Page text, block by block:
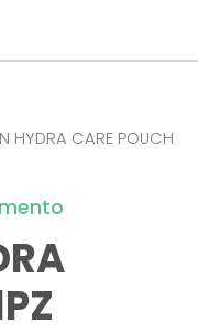
HYDRA CARE POUCH